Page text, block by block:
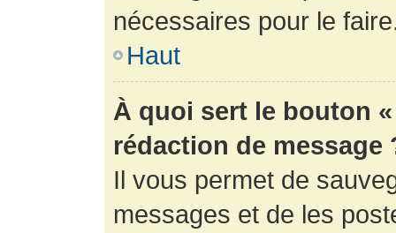
nécessaires pour le
Haut
À quoi sert le bouton
rédaction de message
Il vous permet de
messages et de les